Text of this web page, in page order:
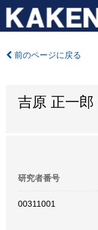
前のページに戻る
吉原 正一郎
研究者番号
00311001